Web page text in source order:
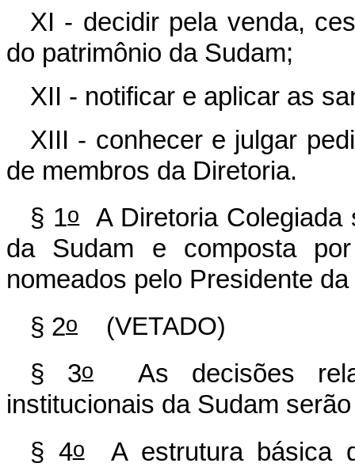
XI - decidir pela venda,
do patrimônio da Sudam;
XII - notificar e aplicar as
XIII - conhecer e julgar
de membros da Diretoria.
§ 1oA Diretoria Colegiada
da Sudam e composta
nomeados pelo Presidente
§ 2o
(VETADO)
§ 3o
As decisões
institucionais da Sudam
§ 4oA estrutura básica